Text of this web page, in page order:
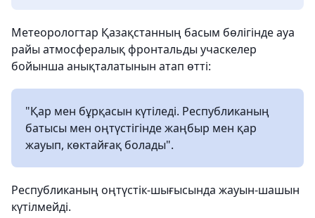
Метеорологтар Қазақстанның басым бөлігінде ауа
райы атмосфералық фронтальды учаскелер
бойынша анықталатынын атап өтті:
"Қар мен бұрқасын күтіледі. Республиканың
батысы мен оңтүстігінде жаңбыр мен қар
жауып, көктайғақ болады".
Республиканың оңтүстік-шығысында жауын-шашын
күтілмейді.